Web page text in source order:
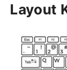
Layout